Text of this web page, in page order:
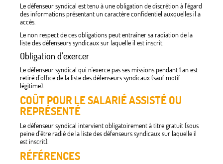
Le défenseur syndical est tenu à une obligation de discrétion à l'égard
des informations présentant un caractère confidentiel auxquelles il a
accès.
Le non respect de ces obligations peut entraîner sa radiation de la
liste des défenseurs syndicaux sur laquelle il est inscrit.
Obligation d'exercer
Le défenseur syndical qui n'exerce pas ses missions pendant 1 an est
retiré d'office de la liste des défenseurs syndicaux (sauf motif
légitime).
COÛT POUR LE SALARIÉ ASSISTÉ OU
REPRÉSENTÉ
Le défenseur syndical intervient obligatoirement à titre gratuit (sous
peine d'être radié de la liste des défenseurs syndicaux sur laquelle il
est inscrit).
RÉFÉRENCES